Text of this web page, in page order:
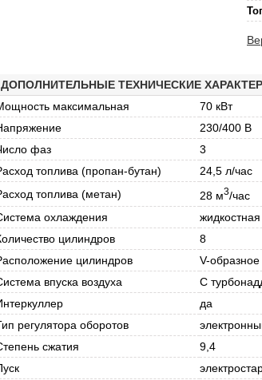
ДОПОЛНИТЕЛЬНЫЕ ТЕХНИЧЕСКИЕ
максимальная
70 кВт
230/400 В
фаз
3
топлива (пропан-бутан)
24,5 л/час
топлива (метан)
28 м3/час
охлаждения
жидкостная
цилиндров
8
цилиндров
V-образное
впуска воздуха
С
да
регулятора оборотов
сжатия
9,4